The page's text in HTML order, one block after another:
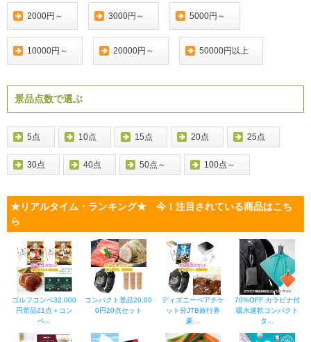
2000円～ 3000円～ 5000円～
10000円～ 20000円～ 50000円以上
景品点数で選ぶ
5点 10点 15点 20点 25点
30点 40点 50点～ 100点～
★リアルタイム・ランキング★ 今！注目されている商品はこち
ら
ゴルフコンペ32,000
円景品21点＋コン
ペ...
コンパクト景品20,00
0円20点セット
ディズニーペアチケ
ット分JTB旅行券
豪...
70%OFF カラビナ付
吸水速乾コンパクト
タ...